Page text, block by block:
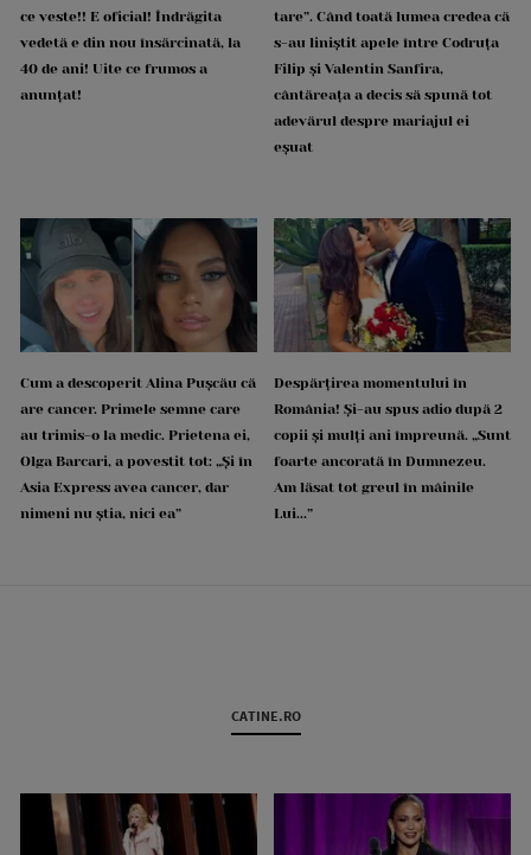
ce veste!! E oficial! Îndrăgita
vedetă e din nou însărcinată, la
40 de ani! Uite ce frumos a
anunțat!
tare”. Când toată lumea credea că
s-au liniștit apele între Codruța
Filip și Valentin Sanfira,
cântăreața a decis să spună tot
adevărul despre mariajul ei
eșuat
Cum a descoperit Alina Pușcău că
are cancer. Primele semne care
au trimis-o la medic. Prietena ei,
Olga Barcari, a povestit tot: „Și în
Asia Express avea cancer, dar
nimeni nu știa, nici ea”
Despărțirea momentului în
România! Și-au spus adio după 2
copii și mulți ani împreună. „Sunt
foarte ancorată în Dumnezeu.
Am lăsat tot greul în mâinile
Lui...”
CATINE.RO